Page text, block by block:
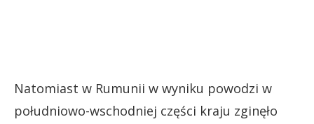
Natomiast w Rumunii w wyniku powodzi w
południowo-wschodniej części kraju zginęło